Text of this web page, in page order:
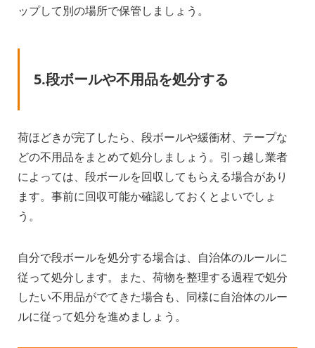
ップして別の場所で保管しましょう。
5.段ボールや不用品を処分する
荷ほどきが完了したら、段ボールや緩衝材、テープな
どの不用品をまとめて処分しましょう。引っ越し業者
によっては、段ボールを回収してもらえる場合があり
ます。事前に回収可能か確認しておくとよいでしょ
う。
自分で段ボールを処分する場合は、自治体のルールに
従って処分します。また、荷物を整理する過程で処分
したい不用品がでてきた場合も、同様に自治体のルー
ルに従って処分を進めましょう。